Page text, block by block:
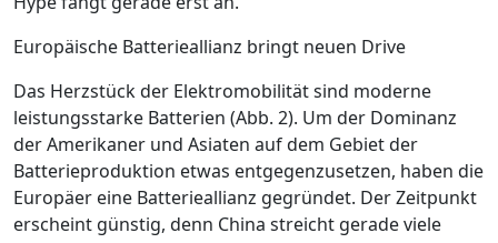
Europäische ­Batterieallianz bringt neuen Drive
Das Herzstück der Elektromobilität sind moderne
leistungsstarke Batterien (Abb. 2). Um der Dominanz
der Amerikaner und Asiaten auf dem Gebiet der
Batterieproduktion ­etwas entgegenzusetzen, haben die
Europäer eine Batterieallianz gegründet. Der Zeitpunkt
erscheint günstig, denn China streicht gerade viele